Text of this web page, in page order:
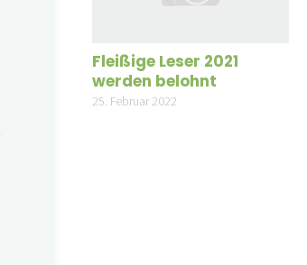
Fleißige Leser 2021
werden belohnt
25. Februar 2022